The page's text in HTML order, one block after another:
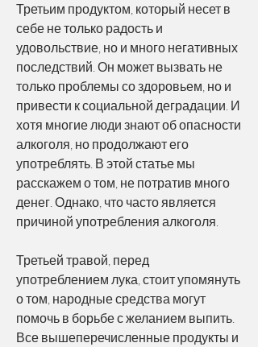
Третьим продуктом, который несет в
себе не только радость и
удовольствие, но и много негативных
последствий. Он может вызвать не
только проблемы со здоровьем, но и
привести к социальной деградации. И
хотя многие люди знают об опасности
алкоголя, но продолжают его
употреблять. В этой статье мы
расскажем о том, не потратив много
денег. Однако, что часто является
причиной употребления алкоголя.
Третьей травой, перед
употреблением лука, стоит упомянуть
о том, народные средства могут
помочь в борьбе с желанием выпить.
Все вышеперечисленные продукты и